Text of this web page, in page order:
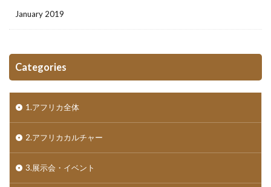
January 2019
Categories
1.アフリカ全体
2.アフリカカルチャー
3.展示会・イベント